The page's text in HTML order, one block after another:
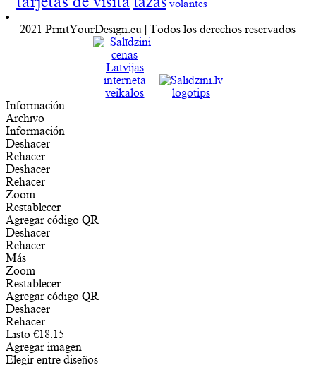
volantes
2021 PrintYourDesign.eu | Todos los derechos reservados
Información
Archivo
Información
Deshacer
Rehacer
Deshacer
Rehacer
Zoom
Restablecer
Agregar código QR
Deshacer
Rehacer
Más
Zoom
Restablecer
Agregar código QR
Deshacer
Rehacer
Listo €18.15
Agregar imagen
Elegir entre diseños